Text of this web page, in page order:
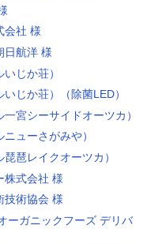
会社 様
日航洋 様
じか荘）
じか荘）（除菌LED）
宮シーサイドオーツカ）
ューさがみや）
琶レイクオーツカ）
株式会社 様
技術協会 様
ーガニックフーズ デリバ